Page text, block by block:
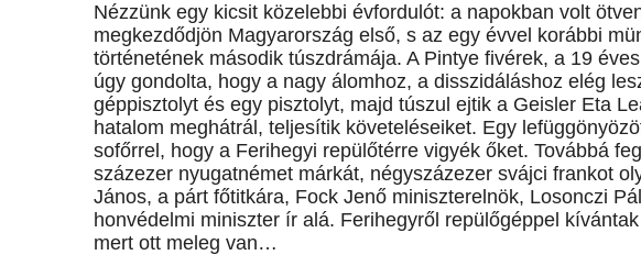
Nézzünk egy kicsit közelebbi évfordulót: a napokban volt
megkezdődjön Magyarország első, s az egy évvel korábbi
történetének második túszdrámája. A Pintye fivérek, a 19
úgy gondolta, hogy a nagy álomhoz, a disszidáláshoz elég
géppisztolyt és egy pisztolyt, majd túszul ejtik a Geisler Eta
hatalom meghátrál, teljesítik követeléseiket. Egy
sofőrrel, hogy a Ferihegyi repülőtérre vigyék őket. Továbbá
százezer nyugatnémet márkát, négyszázezer svájci frankot
János, a párt főtitkára, Fock Jenő miniszterelnök, Losonczi
honvédelmi miniszter ír alá. Ferihegyről repülőgéppel
mert ott meleg van…